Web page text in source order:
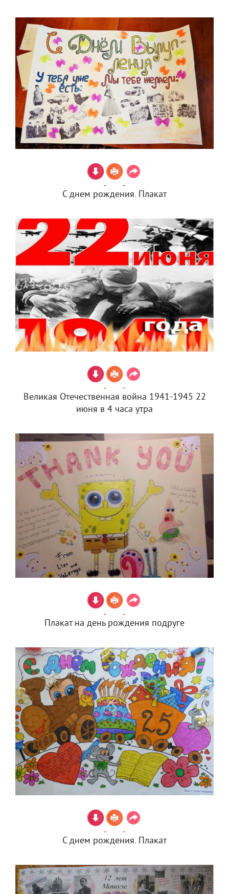
С днем рождения. Плакат
Великая Отечественная война 1941-1945 22
июня в 4 часа утра
Плакат на день рождения подруге
С днем рождения. Плакат